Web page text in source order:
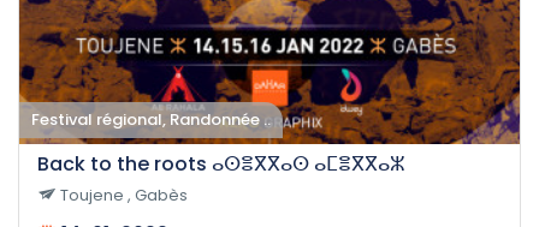
Festival régional, Randonnée ..
Back to the roots ⴰⵙⴻⴳⴳⴰⵙ ⴰⵎⴻⴳⴳⴰⵣ
Toujene , Gabès